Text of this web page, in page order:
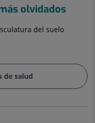
olvidados
del suelo
de salud